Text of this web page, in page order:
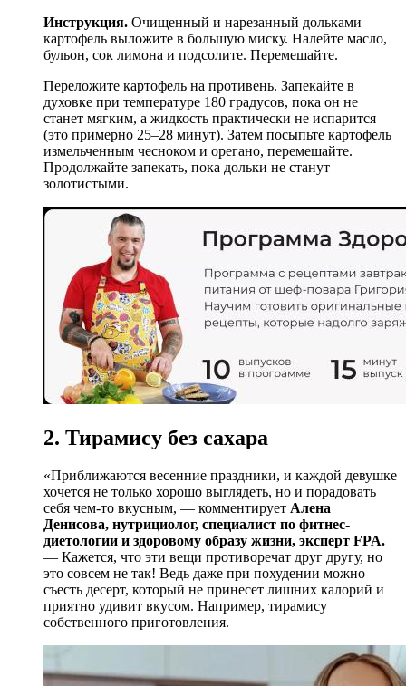
Инструкция. Очищенный и нарезанный дольками
картофель выложите в большую миску. Налейте масло,
бульон, сок лимона и подсолите. Перемешайте.
Переложите картофель на противень. Запекайте в
духовке при температуре 180 градусов, пока он не
станет мягким, а жидкость практически не испарится
(это примерно 25–28 минут). Затем посыпьте картофель
измельченным чесноком и орегано, перемешайте.
Продолжайте запекать, пока дольки не станут
золотистыми.
2. Тирамису без сахара
«Приближаются весенние праздники, и каждой девушке
хочется не только хорошо выглядеть, но и порадовать
себя чем-то вкусным, — комментирует Алена
Денисова, нутрициолог, специалист по фитнес-
диетологии и здоровому образу жизни, эксперт FPA.
— Кажется, что эти вещи противоречат друг другу, но
это совсем не так! Ведь даже при похудении можно
съесть десерт, который не принесет лишних калорий и
приятно удивит вкусом. Например, тирамису
собственного приготовления.